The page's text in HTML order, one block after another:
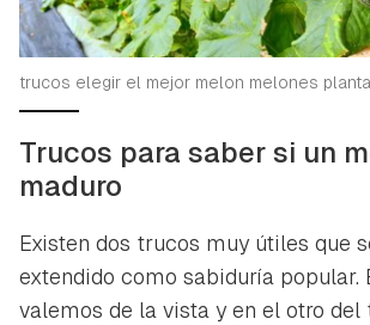
trucos elegir el mejor melon melones planta
Trucos para saber si un
maduro
Existen dos trucos muy útiles que
extendido como sabiduría popular.
valemos de la vista y en el otro del